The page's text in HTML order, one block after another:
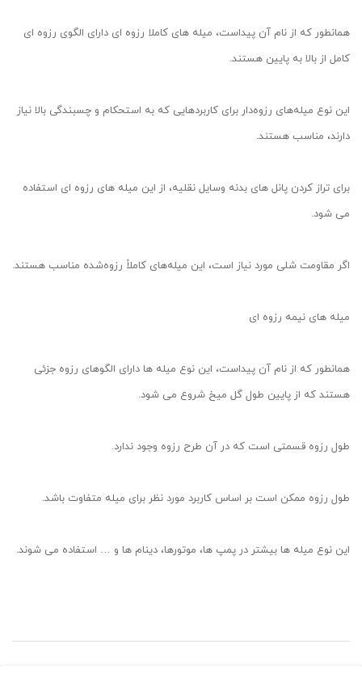
همانطور که از نام آن پیداست، میله های کاملا رزوه ای دارای الگوی رزوه ای
کامل از بالا به پایین هستند.
این نوع میله‌های رزوه‌دار برای کاربردهایی که به استحکام و چسبندگی بالا نیاز
دارند، مناسب هستند.
برای تراز کردن پانل های بدنه وسایل نقلیه، از این میله های رزوه ای استفاده
می شود.
اگر مقاومت شلی مورد نیاز است، این میله‌های کاملاً رزوه‌شده مناسب هستند.
میله های نیمه رزوه ای
همانطور که از نام آن پیداست، این نوع میله ها دارای الگوهای رزوه جزئی
هستند که از پایین طول گل میخ شروع می شود.
طول رزوه قسمتی است که در آن طرح رزوه وجود ندارد.
طول رزوه ممکن است بر اساس کاربرد مورد نظر برای میله متفاوت باشد.
این نوع میله ها بیشتر در پمپ ها، موتورها، دینام ها و … استفاده می شوند.